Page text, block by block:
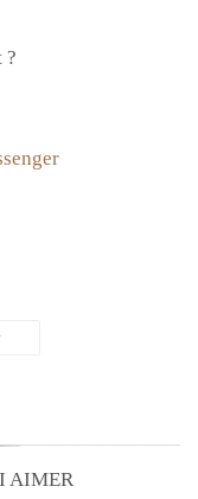
?
sur Pinterest
AIMER